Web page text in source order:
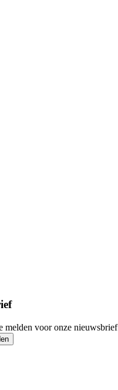
melden voor onze nieuwsbrief